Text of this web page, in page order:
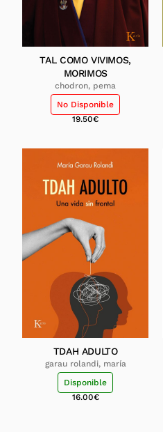
TAL COMO VIVIMOS,
MORIMOS
chodron, pema
No Disponible
19.50€
TDAH ADULTO
garau rolandi, maría
Disponible
16.00€